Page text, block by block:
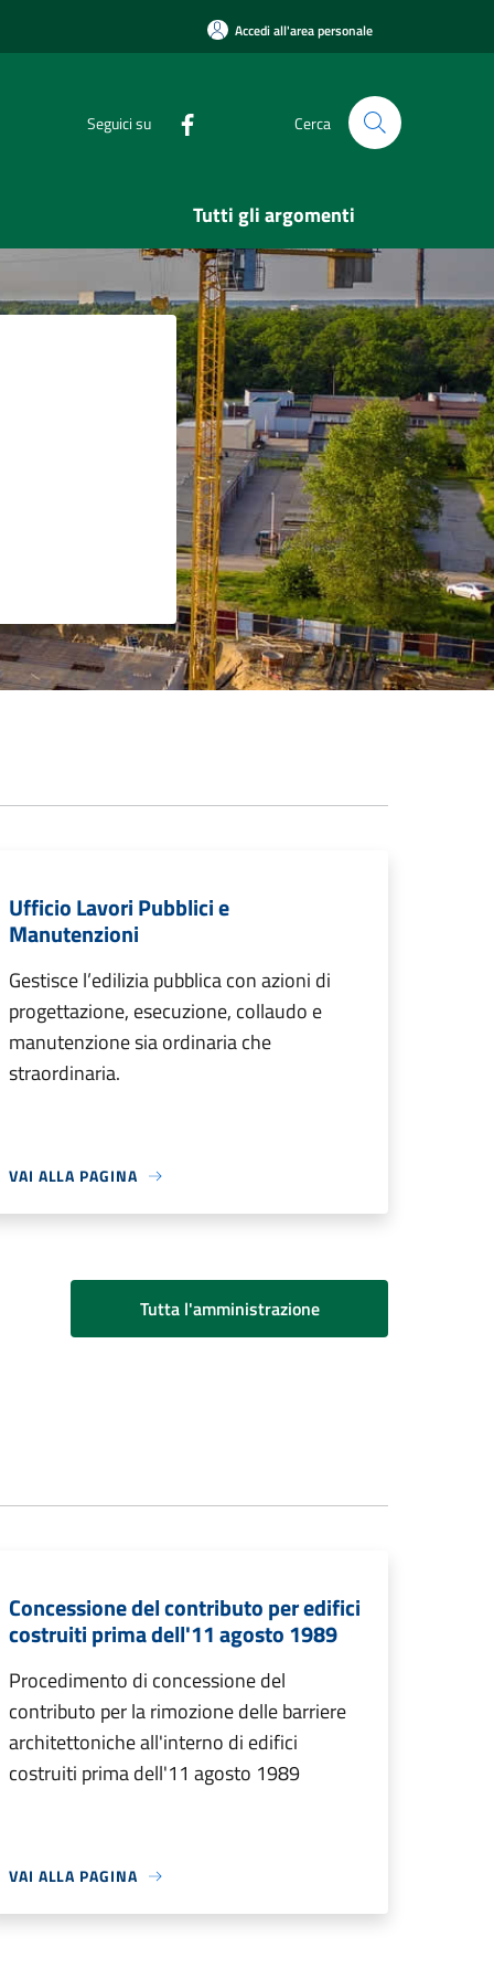
Accedi all'area personale
Seguici su Cerca
Tutti gli argomenti
Ufficio Lavori Pubblici e
Manutenzioni
Gestisce l’edilizia pubblica con azioni di
progettazione, esecuzione, collaudo e
manutenzione sia ordinaria che
straordinaria.
VAI ALLA PAGINA
Tutta l'amministrazione
Concessione del contributo per edifici
costruiti prima dell'11 agosto 1989
Procedimento di concessione del
contributo per la rimozione delle barriere
architettoniche all'interno di edifici
costruiti prima dell'11 agosto 1989
VAI ALLA PAGINA